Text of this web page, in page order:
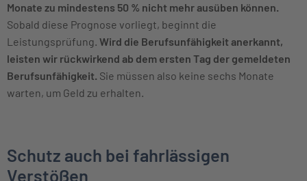
Monate zu mindestens 50 % nicht mehr ausüben können.
Sobald diese Prognose vorliegt, beginnt die
Leistungsprüfung. Wird die Berufsunfähigkeit anerkannt,
leisten wir rückwirkend ab dem ersten Tag der gemeldeten
Berufsunfähigkeit. Sie müssen also keine sechs Monate
warten, um Geld zu erhalten.
Schutz auch bei fahrlässigen
Verstößen